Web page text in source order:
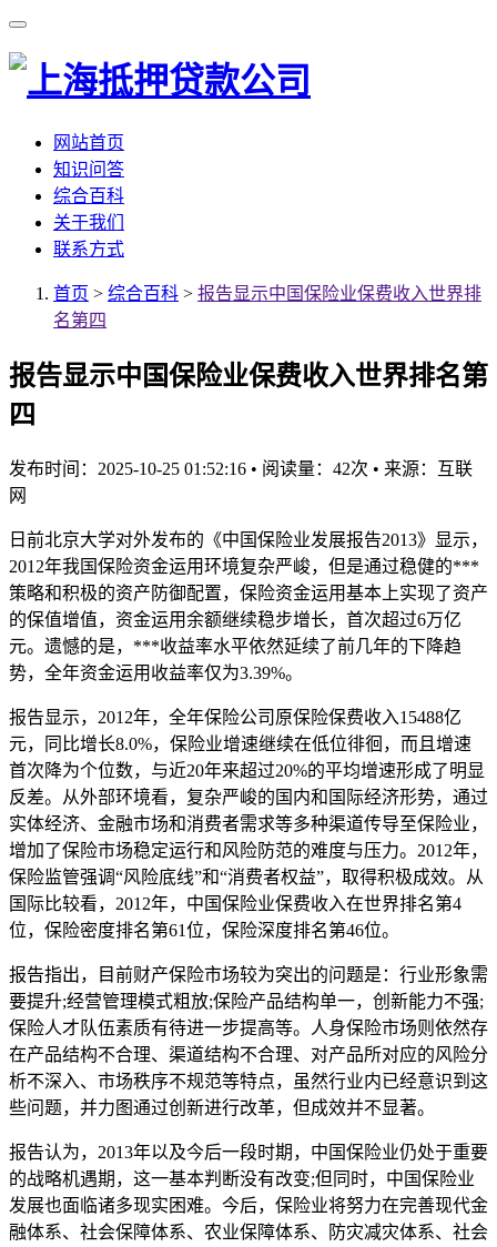
网站首页
知识问答
综合百科
关于我们
联系方式
首页 > 综合百科 > 报告显示中国保险业保费收入世界排
名第四
报告显示中国保险业保费收入世界排名第
四
发布时间：2025-10-25 01:52:16 • 阅读量：42次 • 来源：互联
网
日前北京大学对外发布的《中国保险业发展报告2013》显示，
2012年我国保险资金运用环境复杂严峻，但是通过稳健的***
策略和积极的资产防御配置，保险资金运用基本上实现了资产
的保值增值，资金运用余额继续稳步增长，首次超过6万亿
元。遗憾的是，***收益率水平依然延续了前几年的下降趋
势，全年资金运用收益率仅为3.39%。
报告显示，2012年，全年保险公司原保险保费收入15488亿
元，同比增长8.0%，保险业增速继续在低位徘徊，而且增速
首次降为个位数，与近20年来超过20%的平均增速形成了明显
反差。从外部环境看，复杂严峻的国内和国际经济形势，通过
实体经济、金融市场和消费者需求等多种渠道传导至保险业，
增加了保险市场稳定运行和风险防范的难度与压力。2012年，
保险监管强调“风险底线”和“消费者权益”，取得积极成效。从
国际比较看，2012年，中国保险业保费收入在世界排名第4
位，保险密度排名第61位，保险深度排名第46位。
报告指出，目前财产保险市场较为突出的问题是：行业形象需
要提升;经营管理模式粗放;保险产品结构单一，创新能力不强;
保险人才队伍素质有待进一步提高等。人身保险市场则依然存
在产品结构不合理、渠道结构不合理、对产品所对应的风险分
析不深入、市场秩序不规范等特点，虽然行业内已经意识到这
些问题，并力图通过创新进行改革，但成效并不显著。
报告认为，2013年以及今后一段时期，中国保险业仍处于重要
的战略机遇期，这一基本判断没有改变;但同时，中国保险业
发展也面临诸多现实困难。今后，保险业将努力在完善现代金
融体系、社会保障体系、农业保障体系、防灾减灾体系、社会